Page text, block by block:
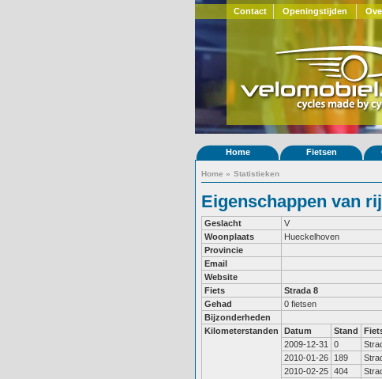
Contact Openingstijden
Home Fietsen
Home » Statistieken
Eigenschappen van
Geslacht
V
Woonplaats
Hueckelhoven
Provincie
Email
Website
Fiets
Strada 8
Gehad
0 fietsen
Bijzonderheden
Kilometerstanden
Datum Stand
2009-12-31
0
2010-01-26
189
2010-02-25 404